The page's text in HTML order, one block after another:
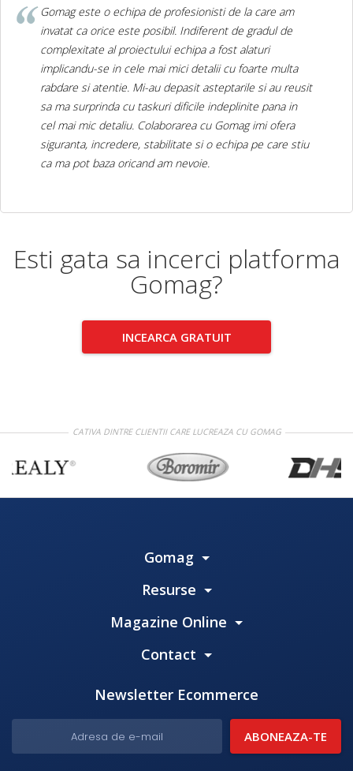
Gomag este o echipa de profesionisti de la care am
invatat ca orice este posibil. Indiferent de gradul de
complexitate al proiectului echipa a fost alaturi
implicandu-se in cele mai mici detalii cu foarte multa
rabdare si atentie. Mi-au depasit asteptarile si au reusit
sa ma surprinda cu taskuri dificile indeplinite pana in
cel mai mic detaliu. Colaborarea cu Gomag imi ofera
siguranta, incredere, stabilitate si o echipa pe care stiu
ca ma pot baza oricand am nevoie.
Esti gata sa incerci platforma
Gomag?
INCEARCA GRATUIT
CATIVA DINTRE CLIENTII CARE LUCREAZA CU GOMAG
Gomag
Resurse
Magazine Online
Contact
Newsletter Ecommerce